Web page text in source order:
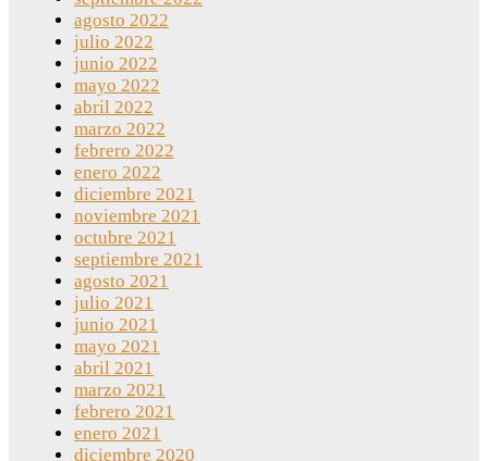
agosto 2022
julio 2022
junio 2022
mayo 2022
abril 2022
marzo 2022
febrero 2022
enero 2022
diciembre 2021
noviembre 2021
octubre 2021
septiembre 2021
agosto 2021
julio 2021
junio 2021
mayo 2021
abril 2021
marzo 2021
febrero 2021
enero 2021
diciembre 2020